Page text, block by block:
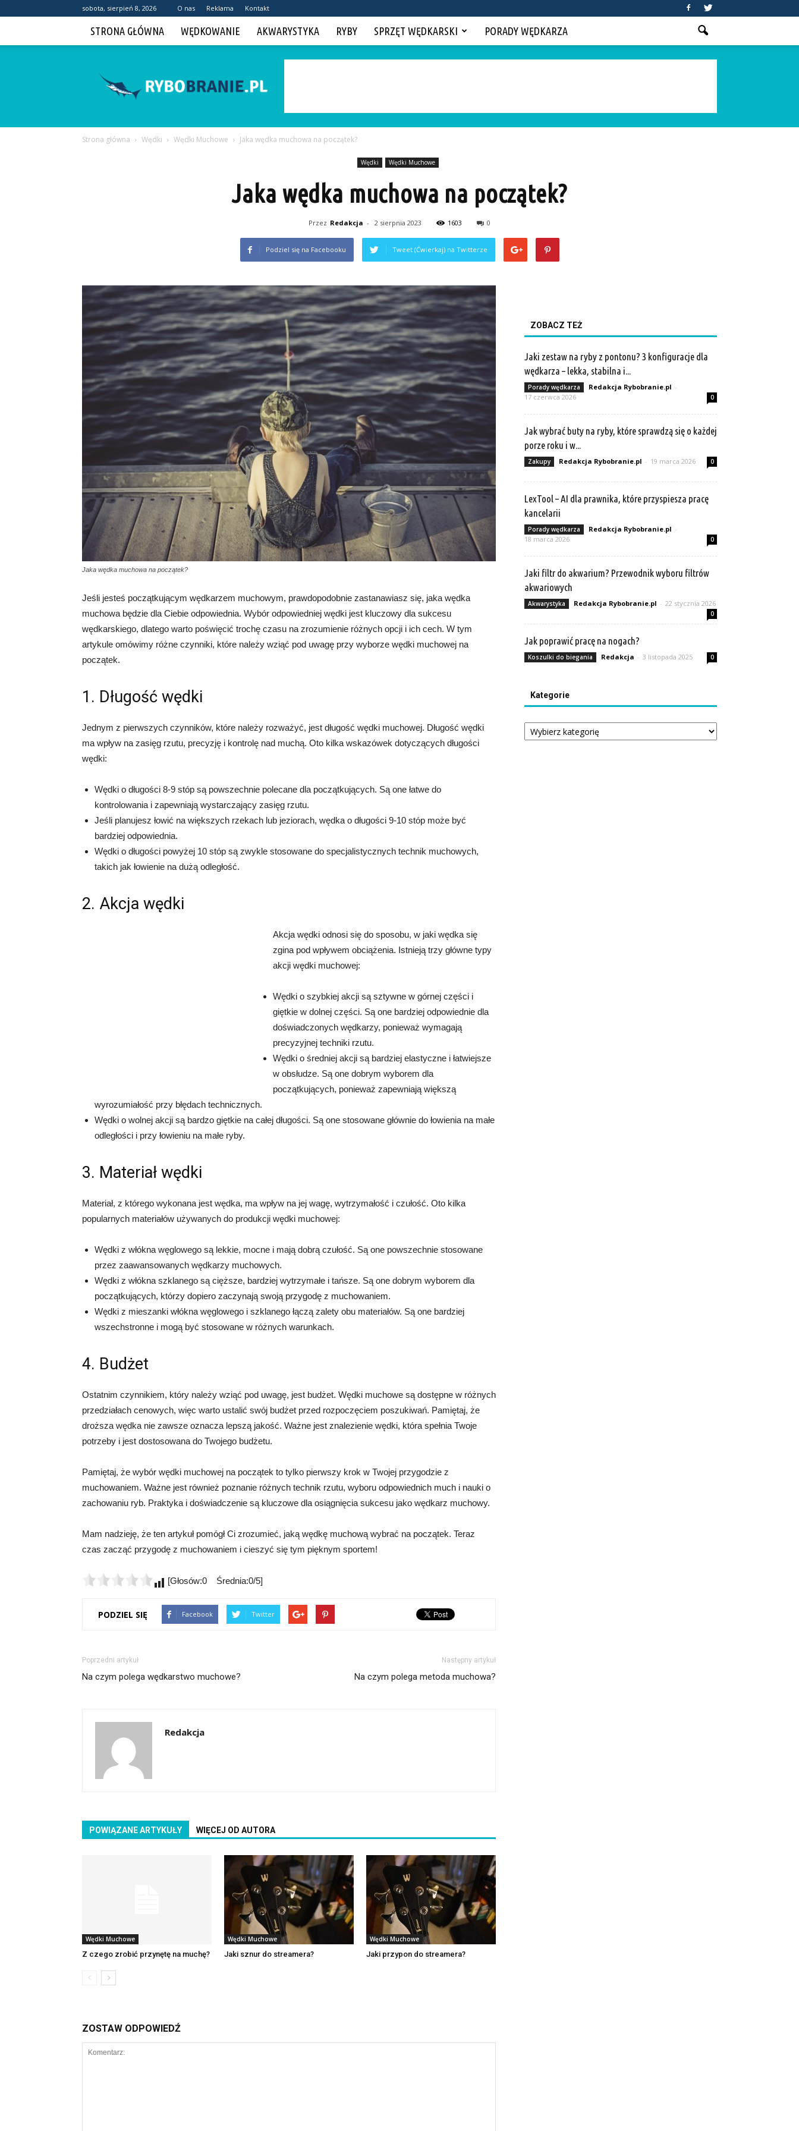
sobota, sierpień 8, 2026 O nas Reklama Kontakt
STRONA GŁÓWNA WĘDKOWANIE AKWARYSTYKA RYBY SPRZĘT WĘDKARSKI PORADY WĘDKARZA
Strona główna Wędki Wędki Muchowe Jaka wędka muchowa na początek?
Wędki Wędki Muchowe
Jaka wędka muchowa na początek?
Przez Redakcja - 2 sierpnia 2023 1603 0
Podziel się na Facebooku Tweet (Ćwierkaj) na Twitterze
Jaka wędka muchowa na początek?
Jeśli jesteś początkującym wędkarzem muchowym, prawdopodobnie zastanawiasz się, jaka wędka
muchowa będzie dla Ciebie odpowiednia. Wybór odpowiedniej wędki jest kluczowy dla sukcesu
wędkarskiego, dlatego warto poświęcić trochę czasu na zrozumienie różnych opcji i ich cech. W tym
artykule omówimy różne czynniki, które należy wziąć pod uwagę przy wyborze wędki muchowej na
początek.
1. Długość wędki
Jednym z pierwszych czynników, które należy rozważyć, jest długość wędki muchowej. Długość wędki
ma wpływ na zasięg rzutu, precyzję i kontrolę nad muchą. Oto kilka wskazówek dotyczących długości
wędki:
Wędki o długości 8-9 stóp są powszechnie polecane dla początkujących. Są one łatwe do
kontrolowania i zapewniają wystarczający zasięg rzutu.
Jeśli planujesz łowić na większych rzekach lub jeziorach, wędka o długości 9-10 stóp może być
bardziej odpowiednia.
Wędki o długości powyżej 10 stóp są zwykle stosowane do specjalistycznych technik muchowych,
takich jak łowienie na dużą odległość.
2. Akcja wędki
Akcja wędki odnosi się do sposobu, w jaki wędka się
zgina pod wpływem obciążenia. Istnieją trzy główne typy
akcji wędki muchowej:
Wędki o szybkiej akcji są sztywne w górnej części i
giętkie w dolnej części. Są one bardziej odpowiednie dla
doświadczonych wędkarzy, ponieważ wymagają
precyzyjnej techniki rzutu.
Wędki o średniej akcji są bardziej elastyczne i łatwiejsze
w obsłudze. Są one dobrym wyborem dla
początkujących, ponieważ zapewniają większą
wyrozumiałość przy błędach technicznych.
Wędki o wolnej akcji są bardzo giętkie na całej długości. Są one stosowane głównie do łowienia na małe
odległości i przy łowieniu na małe ryby.
3. Materiał wędki
Materiał, z którego wykonana jest wędka, ma wpływ na jej wagę, wytrzymałość i czułość. Oto kilka
popularnych materiałów używanych do produkcji wędki muchowej:
Wędki z włókna węglowego są lekkie, mocne i mają dobrą czułość. Są one powszechnie stosowane
przez zaawansowanych wędkarzy muchowych.
Wędki z włókna szklanego są cięższe, bardziej wytrzymałe i tańsze. Są one dobrym wyborem dla
początkujących, którzy dopiero zaczynają swoją przygodę z muchowaniem.
Wędki z mieszanki włókna węglowego i szklanego łączą zalety obu materiałów. Są one bardziej
wszechstronne i mogą być stosowane w różnych warunkach.
4. Budżet
Ostatnim czynnikiem, który należy wziąć pod uwagę, jest budżet. Wędki muchowe są dostępne w różnych
przedziałach cenowych, więc warto ustalić swój budżet przed rozpoczęciem poszukiwań. Pamiętaj, że
droższa wędka nie zawsze oznacza lepszą jakość. Ważne jest znalezienie wędki, która spełnia Twoje
potrzeby i jest dostosowana do Twojego budżetu.
Pamiętaj, że wybór wędki muchowej na początek to tylko pierwszy krok w Twojej przygodzie z
muchowaniem. Ważne jest również poznanie różnych technik rzutu, wyboru odpowiednich much i nauki o
zachowaniu ryb. Praktyka i doświadczenie są kluczowe dla osiągnięcia sukcesu jako wędkarz muchowy.
Mam nadzieję, że ten artykuł pomógł Ci zrozumieć, jaką wędkę muchową wybrać na początek. Teraz
czas zacząć przygodę z muchowaniem i cieszyć się tym pięknym sportem!
[Głosów:0 Średnia:0/5]
PODZIEL SIĘ Facebook Twitter
Poprzedni artykuł
Na czym polega wędkarstwo muchowe?
Następny artykuł
Na czym polega metoda muchowa?
Redakcja
POWIĄZANE ARTYKUŁY WIĘCEJ OD AUTORA
Wędki Muchowe
Z czego zrobić przynętę na muchę?
Wędki Muchowe
Jaki sznur do streamera?
Wędki Muchowe
Jaki przypon do streamera?
ZOSTAW ODPOWIEDŹ
ZOBACZ TEŻ
Jaki zestaw na ryby z pontonu? 3 konfiguracje dla
wędkarza – lekka, stabilna i...
Porady wędkarza Redakcja Rybobranie.pl -
17 czerwca 2026
0
Jak wybrać buty na ryby, które sprawdzą się o każdej
porze roku i w...
Zakupy Redakcja Rybobranie.pl - 19 marca 2026 0
LexTool – AI dla prawnika, które przyspiesza pracę
kancelarii
Porady wędkarza Redakcja Rybobranie.pl -
18 marca 2026
0
Jaki filtr do akwarium? Przewodnik wyboru filtrów
akwariowych
Akwarystyka Redakcja Rybobranie.pl - 22 stycznia 2026
0
Jak poprawić pracę na nogach?
Koszulki do biegania Redakcja - 3 listopada 2025 0
Kategorie
Kategorie